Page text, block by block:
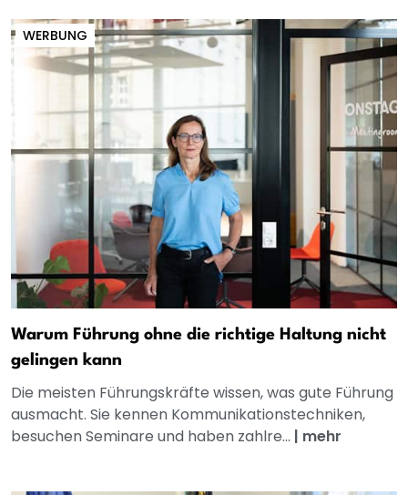
WERBUNG
Warum Führung ohne die richtige Haltung nicht
gelingen kann
Die meisten Führungskräfte wissen, was gute Führung
ausmacht. Sie kennen Kommunikationstechniken,
besuchen Seminare und haben zahlre... | mehr